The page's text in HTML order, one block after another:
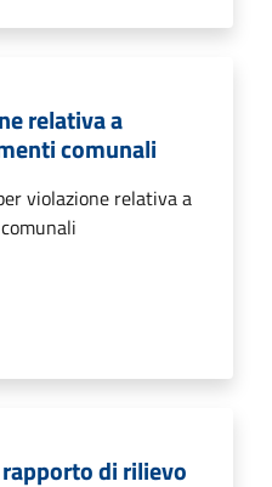
relativa a
comunali
violazione relativa a
di rilievo